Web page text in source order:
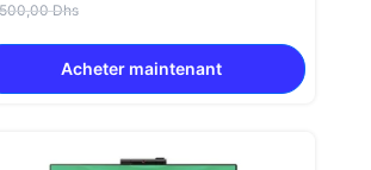
Dhs
Acheter maintenant